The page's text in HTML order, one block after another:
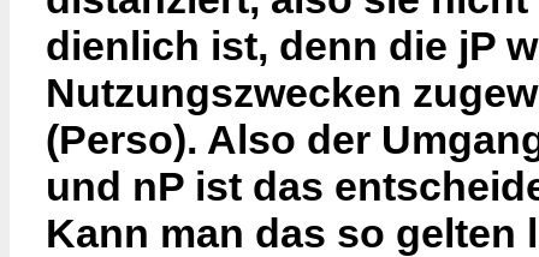
dienlich ist, denn die jP
Nutzungszwecken
(Perso). Also der
und nP ist das
Kann man das so gelten